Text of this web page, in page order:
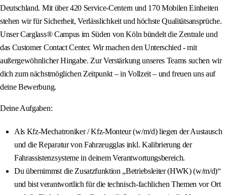
Deutschland. Mit über 420 Service-Centern und 170 Mobilen Einheiten
stehen wir für Sicherheit, Verlässlichkeit und höchste Qualitätsansprüche.
Unser Carglass® Campus im Süden von Köln bündelt die Zentrale und
das Customer Contact Center. Wir machen den Unterschied - mit
außergewöhnlicher Hingabe. Zur Verstärkung unseres Teams suchen wir
dich zum nächstmöglichen Zeitpunkt – in Vollzeit – und freuen uns auf
deine Bewerbung.
Deine Aufgaben:
Als Kfz-Mechatroniker / Kfz-Monteur (w/m/d) liegen der Austausch
und die Reparatur von Fahrzeugglas inkl. Kalibrierung der
Fahrassistenzsysteme in deinem Verantwortungsbereich.
Du übernimmst die Zusatzfunktion „Betriebsleiter (HWK) (w/m/d)“
und bist verantwortlich für die technisch-fachlichen Themen vor Ort